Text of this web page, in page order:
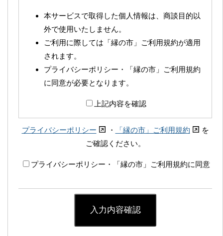
本サービスで取得した個人情報は、商談目的以
外で使用いたしません。
ご利用に際しては「縁の市」ご利用規約が適用
されます。
プライバシーポリシー・「縁の市」ご利用規約
に同意が必要となります。
上記内容を確認
プライバシーポリシー ・ 「縁の市」ご利用規約
を
ご確認ください。
プライバシーポリシー・「縁の市」ご利用規約に同意
入力内容確認